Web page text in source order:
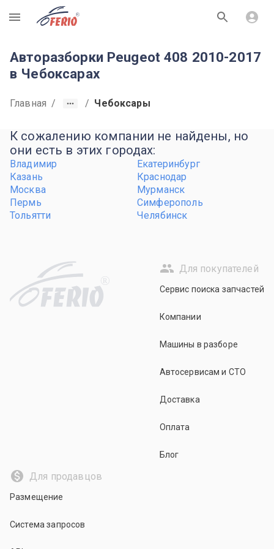
R
Авторазборки Peugeot 408 2010-2017
в Чебоксарах
Главная / / Чебоксары
К сожалению компании не найдены, но
они есть в этих городах:
Владимир
Екатеринбург
Казань
Краснодар
Москва
Мурманск
Пермь
Симферополь
Тольятти
Челябинск
R
Для покупателей
Сервис поиска запчастей
Компании
Машины в разборе
Автосервисам и СТО
Доставка
Оплата
Блог
Для продавцов
Размещение
Система запросов